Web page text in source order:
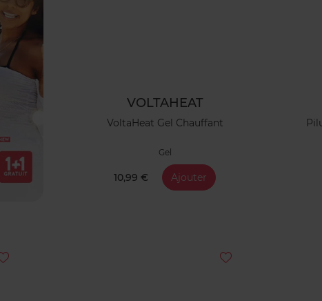
VOLTAHEAT
VoltaHeat Gel Chauffant
Gel
10,99 € Ajouter